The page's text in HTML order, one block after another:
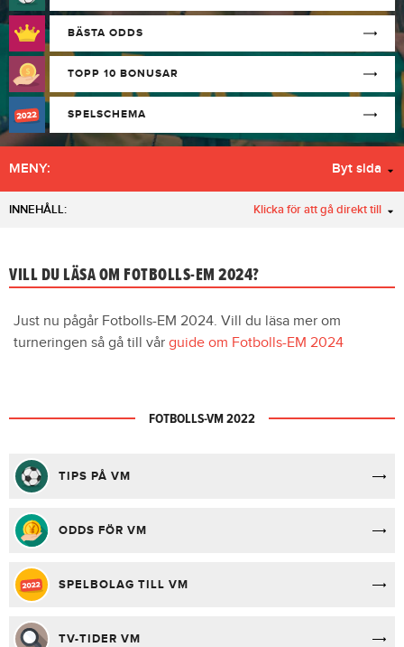
BÄSTA ODDS
TOPP 10 BONUSAR
SPELSCHEMA
MENY: Byt sida
INNEHÅLL: Klicka för att gå direkt till
VILL DU LÄSA OM FOTBOLLS-EM 2024?
Just nu pågår Fotbolls-EM 2024. Vill du läsa mer om
turneringen så gå till vår guide om Fotbolls-EM 2024
FOTBOLLS-VM 2022
TIPS PÅ VM
ODDS FÖR VM
SPELBOLAG TILL VM
TV-TIDER VM